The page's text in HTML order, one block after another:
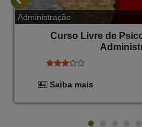
Administração
Curso Livre de
Saiba mais